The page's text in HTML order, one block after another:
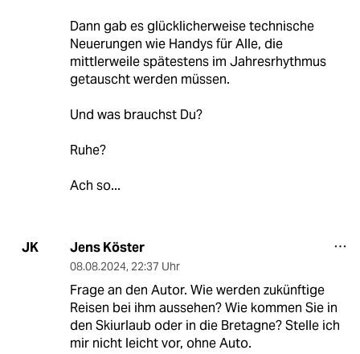
Dann gab es glücklicherweise technische
Neuerungen wie Handys für Alle, die
mittlerweile spätestens im Jahresrhythmus
getauscht werden müssen.
Und was brauchst Du?
Ruhe?
Ach so...
JK Jens Köster
08.08.2024, 22:37 Uhr
Frage an den Autor. Wie werden zukünftige
Reisen bei ihm aussehen? Wie kommen Sie in
den Skiurlaub oder in die Bretagne? Stelle ich
mir nicht leicht vor, ohne Auto.